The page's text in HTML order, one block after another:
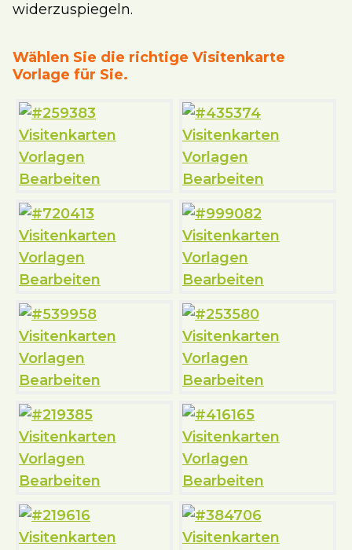
widerzuspiegeln.
Wählen Sie die richtige Visitenkarte
Vorlage für Sie.